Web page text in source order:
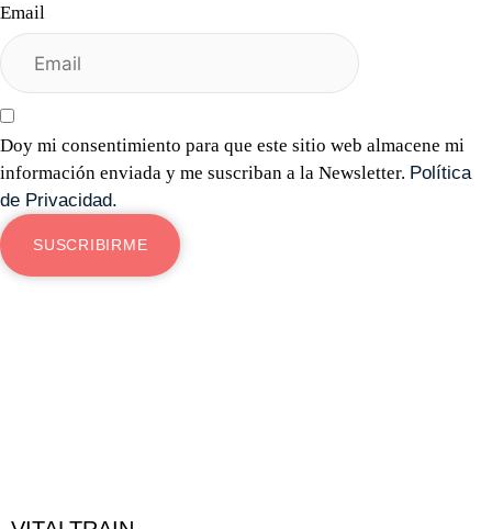
Email
Doy mi consentimiento para que este sitio web almacene mi
información enviada y me suscriban a la Newsletter. Política
de Privacidad.
SUSCRIBIRME